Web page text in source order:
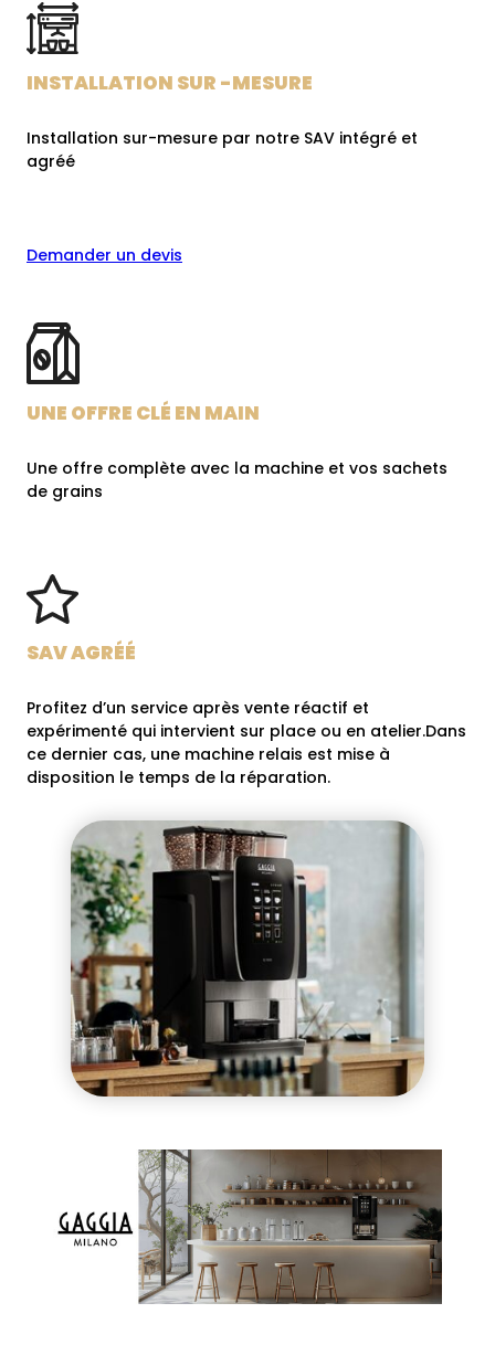
INSTALLATION SUR -MESURE
Installation sur-mesure par notre SAV intégré et
agréé
Demander un devis
UNE OFFRE CLÉ EN MAIN
Une offre complète avec la machine et vos sachets
de grains
SAV AGRÉÉ
Profitez d’un service après vente réactif et
expérimenté qui intervient sur place ou en atelier.Dans
ce dernier cas, une machine relais est mise à
disposition le temps de la réparation.